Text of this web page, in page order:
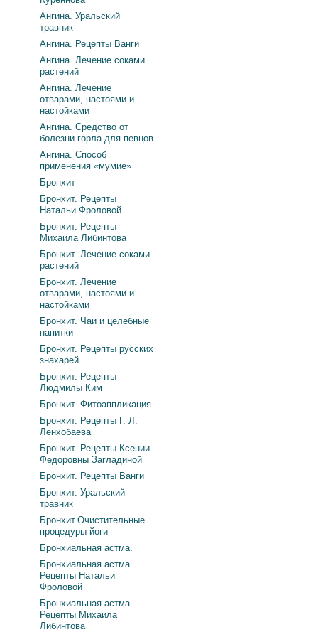
Ангина. Уральский
травник
Ангина. Рецепты Ванги
Ангина. Лечение соками
растений
Ангина. Лечение
отварами, настоями и
настойками
Ангина. Средство от
болезни горла для певцов
Ангина. Способ
применения «мумие»
Бронхит
Бронхит. Рецепты
Натальи Фроловой
Бронхит. Рецепты
Михаила Либинтова
Бронхит. Лечение соками
растений
Бронхит. Лечение
отварами, настоями и
настойками
Бронхит. Чаи и целебные
напитки
Бронхит. Рецепты русских
знахарей
Бронхит. Рецепты
Людмилы Ким
Бронхит. Фитоаппликация
Бронхит. Рецепты Г. Л.
Ленхобаева
Бронхит. Рецепты Ксении
Федоровны Загладиной
Бронхит. Рецепты Ванги
Бронхит. Уральский
травник
Бронхит.Очистительные
процедуры йоги
Бронхиальная астма.
Бронхиальная астма.
Рецепты Натальи
Фроловой
Бронхиальная астма.
Рецепты Михаила
Либинтова